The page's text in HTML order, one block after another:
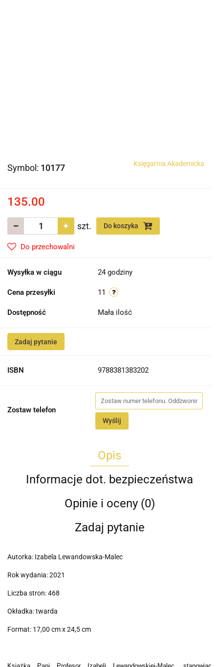
Symbol: 10177 Księgarnia Akademicka
135.00
szt. Do koszyka
Do przechowalni
Wysyłka w ciągu 24 godziny
Cena przesyłki 11
Dostępność Mała ilość
Zadaj pytanie
ISBN 9788381383202
Zostaw telefon
Wyślij
Opis
Informacje dot. bezpieczeństwa
Opinie i oceny (0)
Zadaj pytanie
Autorka: Izabela Lewandowska-Malec
Rok wydania: 2021
Liczba stron: 468
Okładka: twarda
Format: 17,00 cm x 24,5 cm